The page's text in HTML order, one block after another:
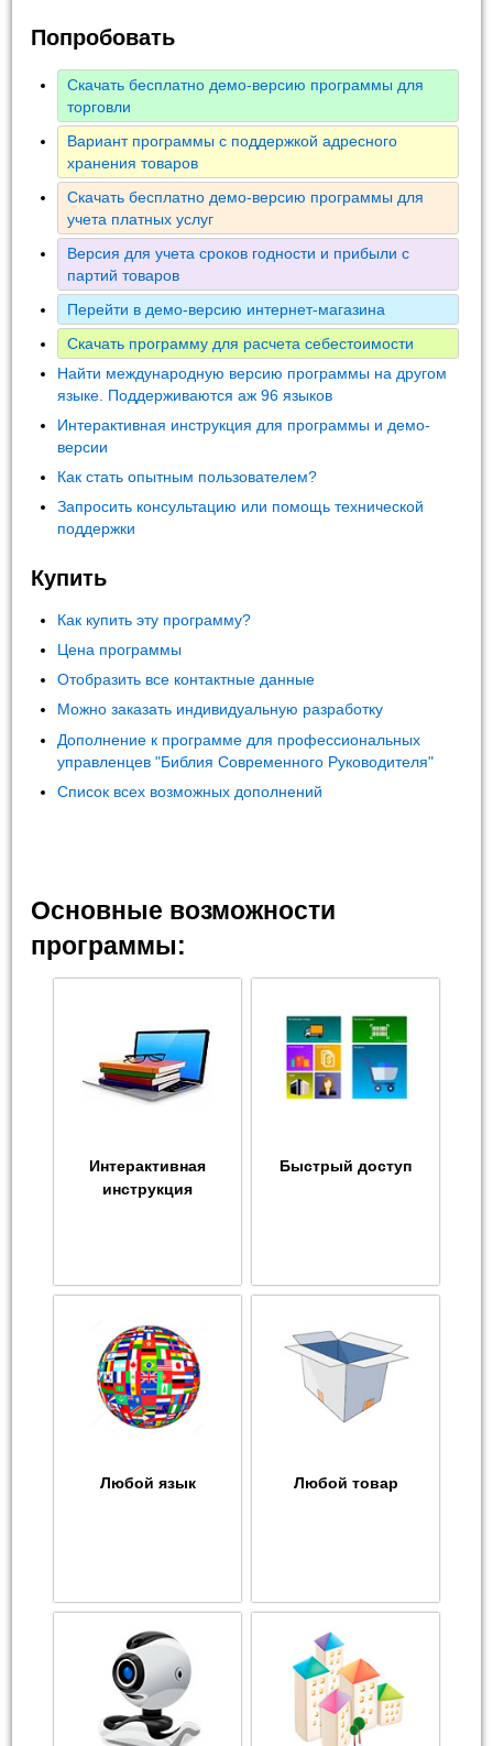
Попробовать
Скачать бесплатно демо-версию программы для
торговли
Вариант программы с поддержкой адресного
хранения товаров
Скачать бесплатно демо-версию программы для
учета платных услуг
Версия для учета сроков годности и прибыли с
партий товаров
Перейти в демо-версию интернет-магазина
Скачать программу для расчета себестоимости
Найти международную версию программы на другом
языке. Поддерживаются аж 96 языков
Интерактивная инструкция для программы и демо-
версии
Как стать опытным пользователем?
Запросить консультацию или помощь технической
поддержки
Купить
Как купить эту программу?
Цена программы
Отобразить все контактные данные
Можно заказать индивидуальную разработку
Дополнение к программе для профессиональных
управленцев "Библия Современного Руководителя"
Список всех возможных дополнений
Основные возможности
программы:
Интерактивная
инструкция
Быстрый доступ
Любой язык Любой товар